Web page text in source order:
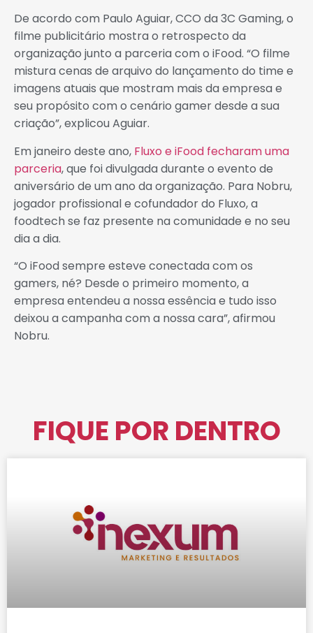
De acordo com Paulo Aguiar, CCO da 3C Gaming, o
filme publicitário mostra o retrospecto da
organização junto a parceria com o iFood. “O filme
mistura cenas de arquivo do lançamento do time e
imagens atuais que mostram mais da empresa e
seu propósito com o cenário gamer desde a sua
criação”, explicou Aguiar.
Em janeiro deste ano, Fluxo e iFood fecharam uma
parceria, que foi divulgada durante o evento de
aniversário de um ano da organização. Para Nobru,
jogador profissional e cofundador do Fluxo, a
foodtech se faz presente na comunidade e no seu
dia a dia.
“O iFood sempre esteve conectada com os
gamers, né? Desde o primeiro momento, a
empresa entendeu a nossa essência e tudo isso
deixou a campanha com a nossa cara”, afirmou
Nobru.
FIQUE POR DENTRO